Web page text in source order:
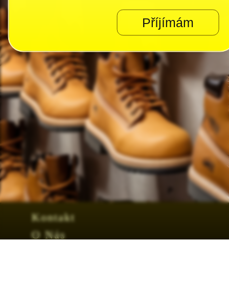
Příjímám
Kontakt
O Nás